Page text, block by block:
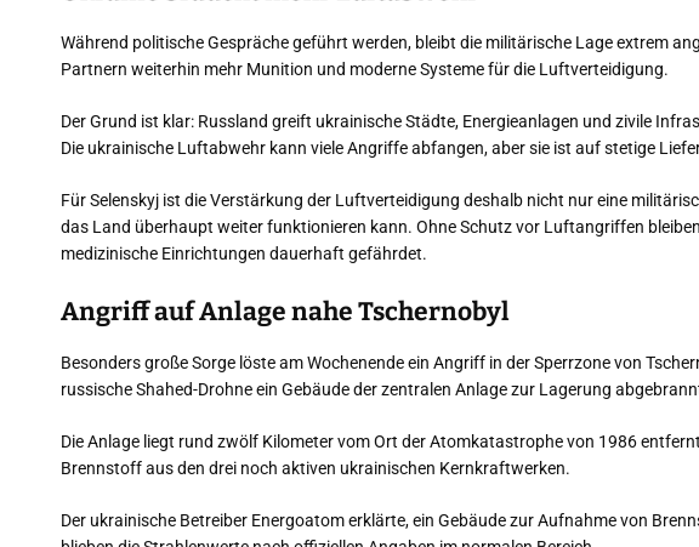
Während politische Gespräche geführt werden, bleibt die militärische Lage extrem
Partnern weiterhin mehr Munition und moderne Systeme für die Luftverteidigung.
Der Grund ist klar: Russland greift ukrainische Städte, Energieanlagen und zivile
Die ukrainische Luftabwehr kann viele Angriffe abfangen, aber sie ist auf stetige
Für Selenskyj ist die Verstärkung der Luftverteidigung deshalb nicht nur eine
das Land überhaupt weiter funktionieren kann. Ohne Schutz vor Luftangriffen
medizinische Einrichtungen dauerhaft gefährdet.
Angriff auf Anlage nahe Tschernobyl
Besonders große Sorge löste am Wochenende ein Angriff in der Sperrzone von
russische Shahed-Drohne ein Gebäude der zentralen Anlage zur Lagerung
Die Anlage liegt rund zwölf Kilometer vom Ort der Atomkatastrophe von 1986
Brennstoff aus den drei noch aktiven ukrainischen Kernkraftwerken.
Der ukrainische Betreiber Energoatom erklärte, ein Gebäude zur Aufnahme von